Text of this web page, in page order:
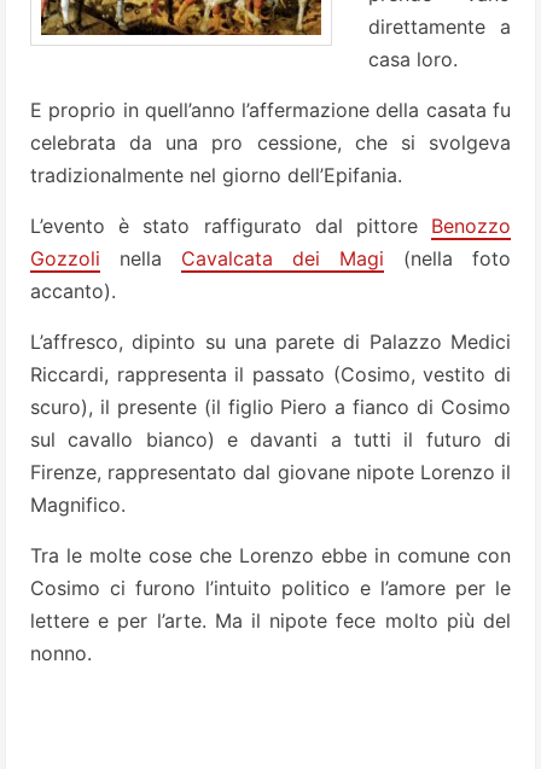
direttamente a
casa loro.
E proprio in quell’anno l’affermazione della casata fu
celebrata da una pro­ cessione, che si svolgeva
tradizionalmente nel giorno dell’Epifa­nia.
L’evento è stato raffigurato dal pittore Benozzo
Gozzoli nella Cavalcata dei Magi (nella foto
accanto).
L’affresco, dipinto su una parete di Palazzo Medici
Riccardi, rappresenta il passato (Cosimo, vestito di
scuro), il presente (il figlio Piero a fianco di Cosimo
sul cavallo bianco) e davanti a tutti il futuro di
Firenze, rappresentato dal giovane nipote Lorenzo il
Magnifico.
Tra le molte cose che Lorenzo ebbe in comune con
Cosimo ci furono l’in­tuito politico e l’amore per le
lettere e per l’arte. Ma il nipote fece molto più del
nonno.